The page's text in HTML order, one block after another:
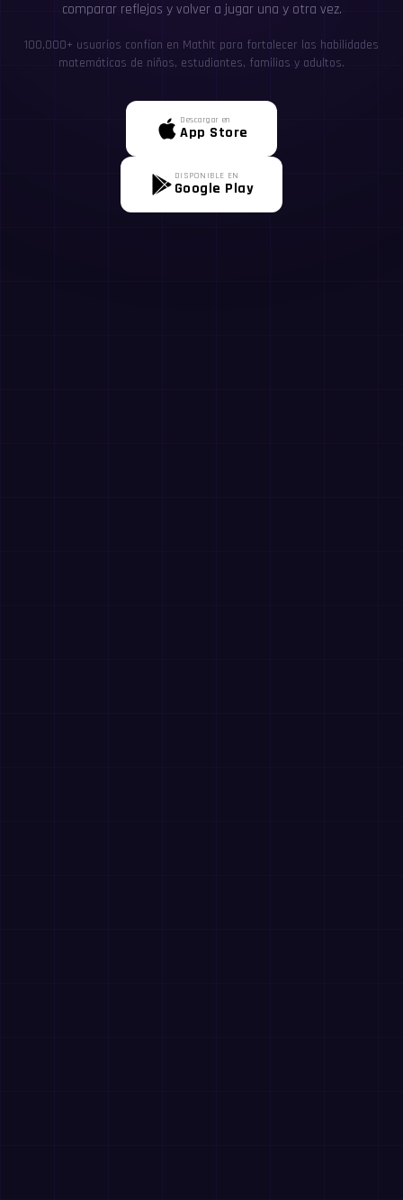
comparar reflejos y volver a jugar una y otra vez.
100,000+ usuarios confían en MathIt para fortalecer las habilidades
matemáticas de niños, estudiantes, familias y adultos.
Descargar en
App Store
DISPONIBLE EN
Google Play